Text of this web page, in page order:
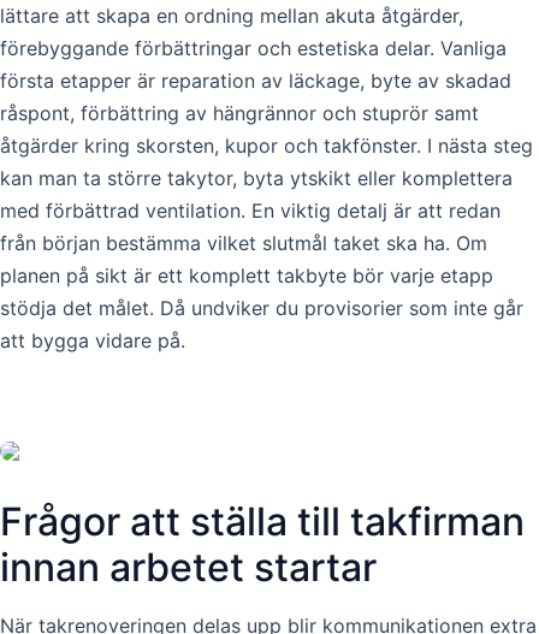
lättare att skapa en ordning mellan akuta åtgärder,
förebyggande förbättringar och estetiska delar. Vanliga
första etapper är reparation av läckage, byte av skadad
råspont, förbättring av hängrännor och stuprör samt
åtgärder kring skorsten, kupor och takfönster. I nästa steg
kan man ta större takytor, byta ytskikt eller komplettera
med förbättrad ventilation. En viktig detalj är att redan
från början bestämma vilket slutmål taket ska ha. Om
planen på sikt är ett komplett takbyte bör varje etapp
stödja det målet. Då undviker du provisorier som inte går
att bygga vidare på.
Frågor att ställa till takfirman
innan arbetet startar
När takrenoveringen delas upp blir kommunikationen extra